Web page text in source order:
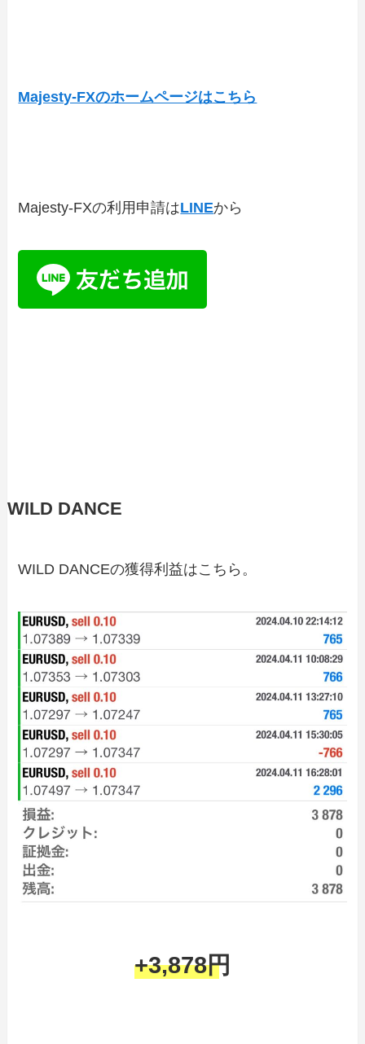
Majesty-FXのホームページはこちら
Majesty-FXの利用申請はLINEから
WILD DANCE
WILD DANCEの獲得利益はこちら。
+3,878円